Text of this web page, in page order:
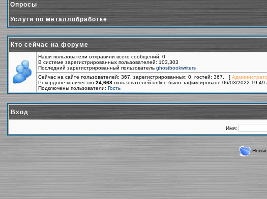
Опросы
Услуги по металлобработке
Кто сейчас на форуме
Наши пользователи отправили всего сообщений: 0
В системе зарегистрированных пользователей: 103,303
Последний зарегистрированный пользователь ghostbookwriters
Сейчас на сайте пользователей: 367, зарегистрированных: 0, гостей: 367. [
Рекордное количество 24,668 пользователей online было зафиксировано 06/03/2022
Подключены пользователи: Гость
Вход
Имя: